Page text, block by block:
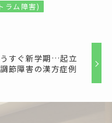
ラム障害)
すぐ新学期…起立
節障害の漢方症例